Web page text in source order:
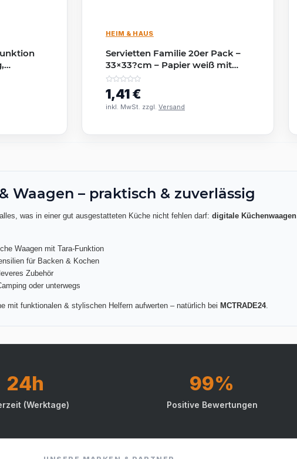
HEIM & HAUS
Servietten Familie 20er Pack –
33×33?cm – Papier weiß mit
Familiensprüchen
1,41 €
inkl. MwSt. zzgl. Versand
Waagen – praktisch & zuverlässig
was in einer gut ausgestatteten Küche nicht fehlen darf: digitale Küchenwaagen
Waagen mit Tara-Funktion
für Backen & Kochen
Zubehör
oder unterwegs
mit funktionalen & stylischen Helfern aufwerten – natürlich bei MCTRADE24.
24h
(Werktage)
99%
Positive Bewertungen